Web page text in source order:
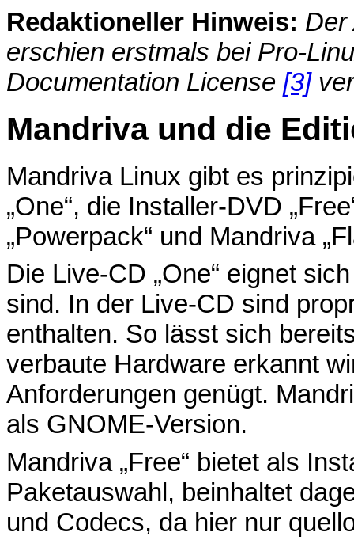
Redaktioneller Hinweis: Der
erschien erstmals bei Pro-
Documentation License [3]
Mandriva und die
Mandriva Linux gibt es
„One“, die Installer-DVD
„Powerpack“ und Mandriva
Die Live-CD „One“ eignet
sind. In der Live-CD sind
enthalten. So lässt sich
verbaute Hardware erkannt
Anforderungen genügt.
als GNOME-Version.
Mandriva „Free“ bietet als
Paketauswahl, beinhaltet
und Codecs, da hier nur